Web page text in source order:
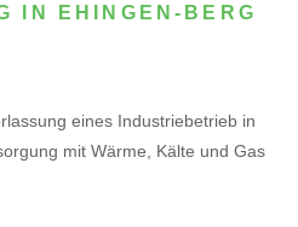
IN EHINGEN-BERG
eines Industriebetrieb in
mit Wärme, Kälte und Gas